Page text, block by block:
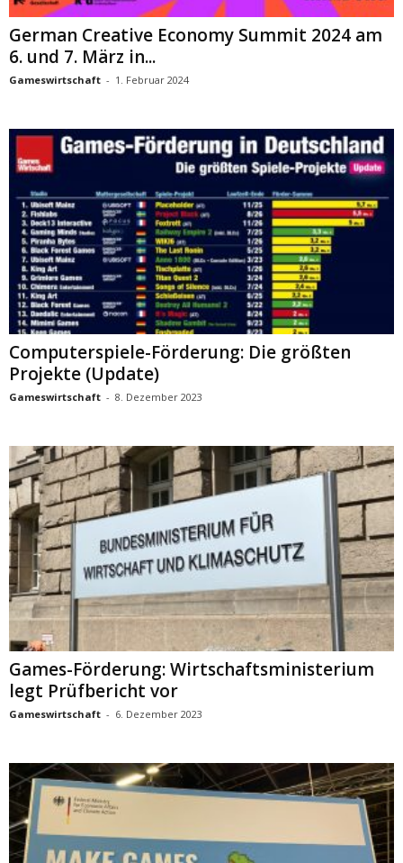
German Creative Economy Summit 2024 am
6. und 7. März in...
Gameswirtschaft - 1. Februar 2024
Computerspiele-Förderung: Die größten
Projekte (Update)
Gameswirtschaft - 8. Dezember 2023
Games-Förderung: Wirtschaftsministerium
legt Prüfbericht vor
Gameswirtschaft - 6. Dezember 2023